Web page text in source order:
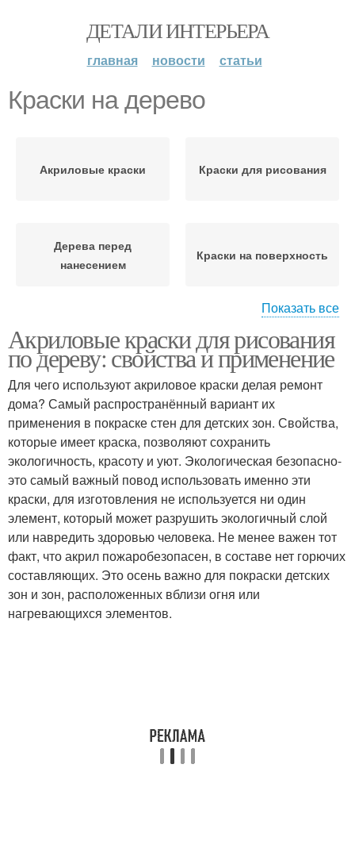
ДЕТАЛИ ИНТЕРЬЕРА
главная новости статьи
Краски на дерево
Акриловые краски Краски для рисования
Дерева перед
нанесением
Краски на поверхность
Краски с поверхности Краски на дереве
Краски с дерева
Показать все
Акриловые краски для рисования
по дереву: свойства и применение
Для чего используют акриловое краски делая ремонт
дома? Самый распространённый вариант их
применения в покраске стен для детских зон. Свойства,
которые имеет краска, позволяют сохранить
экологичность, красоту и уют. Экологическая безопасно-
это самый важный повод использовать именно эти
краски, для изготовления не используется ни один
элемент, который может разрушить экологичный слой
или навредить здоровью человека. Не менее важен тот
факт, что акрил пожаробезопасен, в составе нет горючих
составляющих. Это осень важно для покраски детских
зон и зон, расположенных вблизи огня или
нагревающихся элементов.